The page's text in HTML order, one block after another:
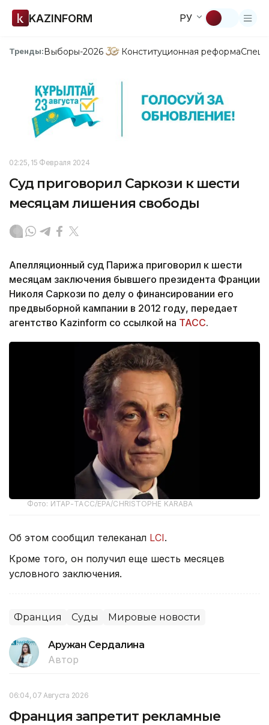
KAZINFORM РУ
Тренды:Выборы-2026 Конституционная реформа
02:25, 15 Февраля 2024
Суд приговорил Саркози к шести
месяцам лишения свободы
Апелляционный суд Парижа приговорил к шести
месяцам заключения бывшего президента Франции
Николя Саркози по делу о финансировании его
предвыборной кампании в 2012 году, передает
агентство Kazinform со ссылкой на ТАСС.
Фото: ИТАР-ТАСС/EPA/CHRISTOPHE KARABA
Об этом сообщил телеканал LCI.
Кроме того, он получил еще шесть месяцев
условного заключения.
Франция Суды Мировые новости
Аружан Сердалина
Автор
06:04, 07 Августа 2026
Франция запретит рекламные